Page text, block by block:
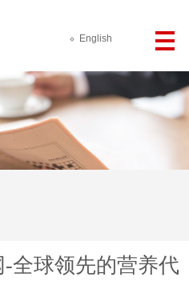
English
全球领先的营养代